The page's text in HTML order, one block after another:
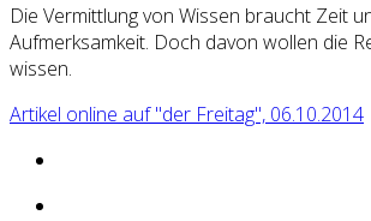
Die Vermittlung von Wissen braucht Zeit
Aufmerksamkeit. Doch davon wollen die
wissen.
Artikel online auf "der Freitag", 06.10.2014